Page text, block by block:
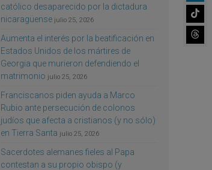
católico desaparecido por la dictadura
nicaragüense julio 25, 2026
Aumenta el interés por la beatificación en
Estados Unidos de los mártires de
Georgia que murieron defendiendo el
matrimonio julio 25, 2026
Franciscanos piden ayuda a Marco
Rubio ante persecución de colonos
judíos que afecta a cristianos (y no sólo)
en Tierra Santa julio 25, 2026
Sacerdotes alemanes fieles al Papa
contestan a su propio obispo (y